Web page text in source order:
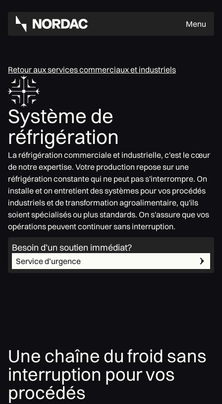
Menu
Retour aux services commerciaux et industriels
Système de
réfrigération
La réfrigération commerciale et industrielle, c'est le cœur
de notre expertise. Votre production repose sur une
réfrigération constante qui ne peut pas s'interrompre. On
installe et on entretient des systèmes pour vos procédés
industriels et de transformation agroalimentaire, qu'ils
soient spécialisés ou plus standards. On s'assure que vos
opérations peuvent continuer sans interruption.
Besoin d’un soutien immédiat?
Service d’urgence
Une chaîne du froid sans
interruption pour vos
procédés